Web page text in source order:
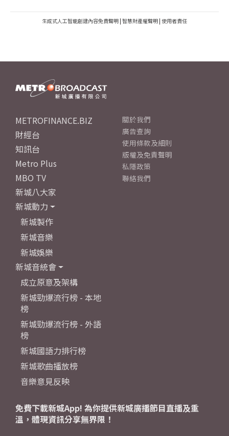
生成式人工智能創建內容免責聲明 | 智慧財產權聲明 | 使用者責任
METROFINANCE.BIZ
財經台
知訊台
Metro Plus
MBO TV
新城八大家
新城動力
新城製作
新城音樂
新城娛樂
新城音統會
成立原意及架構
新城勁爆流行榜 - 本地
榜
新城勁爆流行榜 - 外語
榜
新城國語力排行榜
新城歌曲播放榜
音樂意見反映
關於我們
廣告查詢
使用條款及細則
版權及免責聲明
私隱政策
聯絡我們
免費下載新城App! 為你提供新城廣播節目直播及重
溫，體現資訊分享無界限！